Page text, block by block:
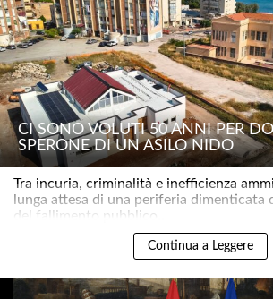
CI SONO VOLUTI 50 ANNI PER
SPERONE DI UN ASILO NIDO
Tra incuria, criminalità e inefficienza
lunga attesa di una periferia dimenticata
del fallimento pubblico..
Continua a Leggere